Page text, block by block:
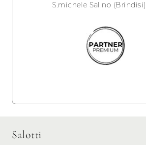
S.michele Sal.no
Salotti